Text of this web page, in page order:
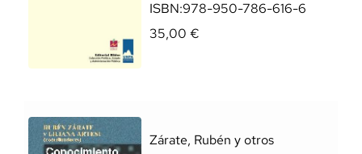
ISBN:978-950-786-616-6
35,00 €
Zárate, Rubén y otros